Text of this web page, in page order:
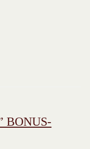
BONUS-